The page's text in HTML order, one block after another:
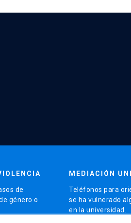
de
género o
MEDIACIÓN
Teléfonos para
se ha vulnerado
en la universidad.